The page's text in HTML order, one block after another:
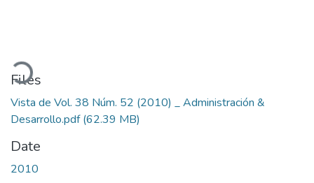
Files
Vista de Vol. 38 Núm. 52 (2010) _ Administración &
Desarrollo.pdf(62.39 MB)
Date
2010